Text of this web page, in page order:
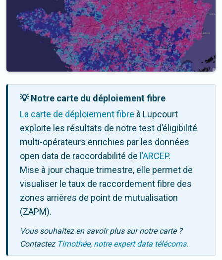
💡 Notre carte du déploiement fibre
La carte de déploiement fibre à Lupcourt
exploite les résultats de notre test d’éligibilité
multi-opérateurs enrichies par les données
open data de raccordabilité de l’ARCEP.
Mise à jour chaque trimestre, elle permet de
visualiser le taux de raccordement fibre des
zones arrières de point de mutualisation
(ZAPM).
Vous souhaitez en savoir plus sur notre carte ?
Contactez Timothée, notre expert data télécoms.